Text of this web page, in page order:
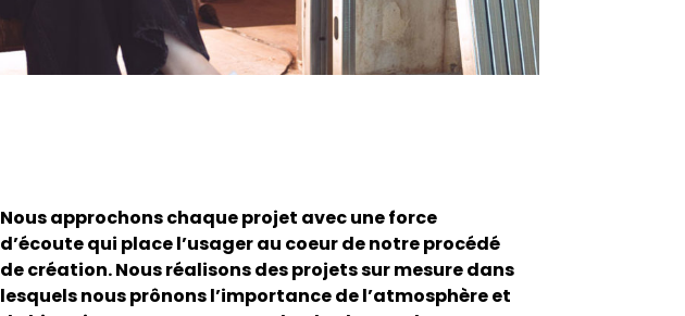
Nous approchons chaque projet avec une force
d’écoute qui place l’usager au coeur de notre procédé
de création. Nous réalisons des projets sur mesure dans
lesquels nous prônons l’importance de l’atmosphère et